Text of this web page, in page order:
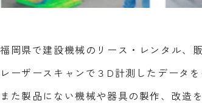
福岡県で建設機械のリース・レンタル、
レーザースキャンで３D計測したデータ
また製品にない機械や器具の製作、改造